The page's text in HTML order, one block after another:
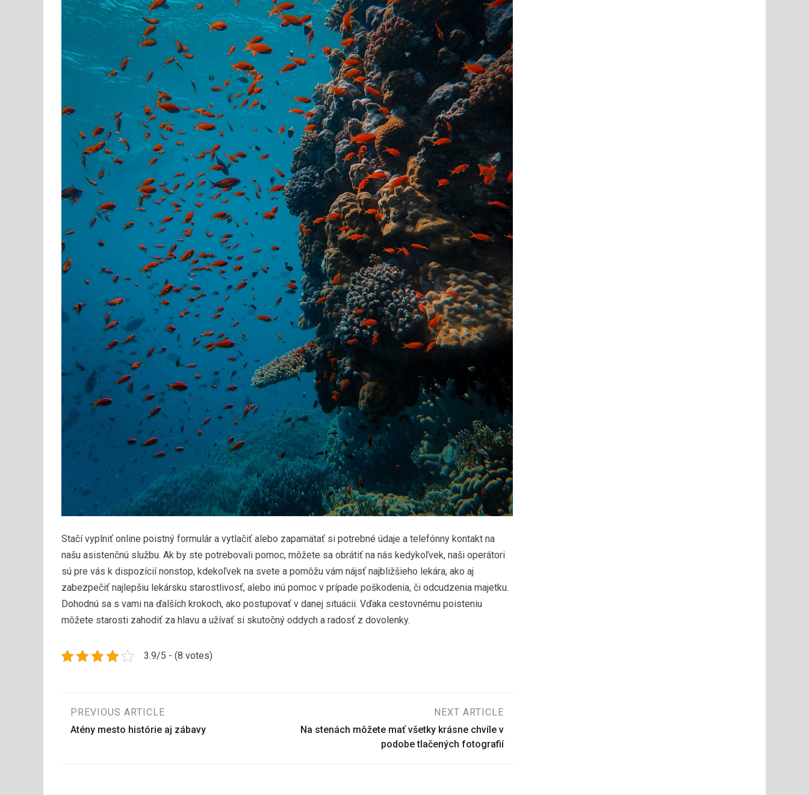
Stačí vyplniť online poistný formulár a vytlačiť alebo zapamätať si potrebné údaje a telefónny kontakt na
našu asistenčnú službu. Ak by ste potrebovali pomoc, môžete sa obrátiť na nás kedykoľvek, naši operátori
sú pre vás k dispozícií nonstop, kdekoľvek na svete a pomôžu vám nájsť najbližšieho lekára, ako aj
zabezpečiť najlepšiu lekársku starostlivosť, alebo inú pomoc v prípade poškodenia, či odcudzenia majetku.
Dohodnú sa s vami na ďalších krokoch, ako postupovať v danej situácii. Vďaka cestovnému poisteniu
môžete starosti zahodiť za hlavu a užívať si skutočný oddych a radosť z dovolenky.
3.9/5 - (8 votes)
Navigace
PREVIOUS ARTICLE
Atény mesto histórie aj zábavy
NEXT ARTICLE
Na stenách môžete mať všetky krásne chvíle v
podobe tlačených fotografií